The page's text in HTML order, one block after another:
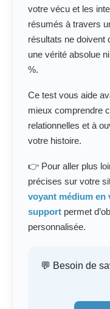
votre vécu et les
résumés à travers
résultats ne doivent
une vérité absolue
%.
Ce test vous aide
mieux comprendre
relationnelles et à
votre histoire.
👉 Pour aller plus
précises sur votre
voyant médium en
support permet
personnalisée.
💬 Besoin de